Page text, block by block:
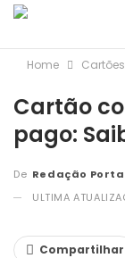
Home
Cartão
pago:
De Redação Portal
ULTIMA
Compartilhar